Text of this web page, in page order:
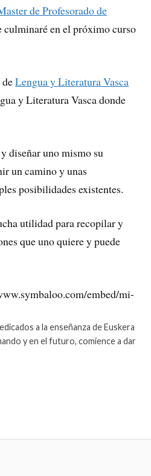
de Profesorado de
culminaré en el próximo curso
deLengua y Literatura Vasca
y Literatura Vasca donde
diseñar uno mismo su
un camino y unas
posibilidades existentes.
utilidad para recopilar y
que uno quiere y puede
a la enseñanza de Euskera
y en el futuro, comience a dar